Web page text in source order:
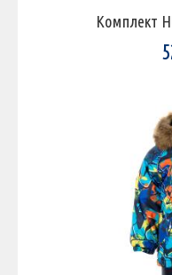
Комплект